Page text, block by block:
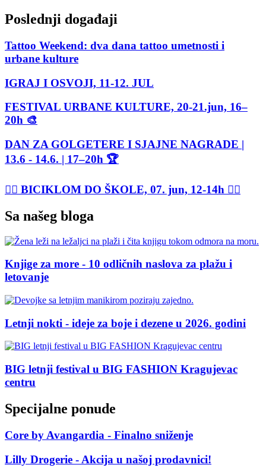
Poslednji događaji
Tattoo Weekend: dva dana tattoo umetnosti i
urbane kulture
IGRAJ I OSVOJI, 11-12. JUL
FESTIVAL URBANE KULTURE, 20-21.jun, 16–
20h 🎨
DAN ZA GOLGETERE I SJAJNE NAGRADE |
13.6 - 14.6. | 17–20h 🏆
🚴‍♂️ BICIKLOM DO ŠKOLE, 07. jun, 12-14h 🚴‍♀️
Sa našeg bloga
Knjige za more - 10 odličnih naslova za plažu i
letovanje
Letnji nokti - ideje za boje i dezene u 2026. godini
BIG letnji festival u BIG FASHION Kragujevac
centru
Specijalne ponude
Core by Avangardia - Finalno sniženje
Lilly Drogerie - Akcija u našoj prodavnici!